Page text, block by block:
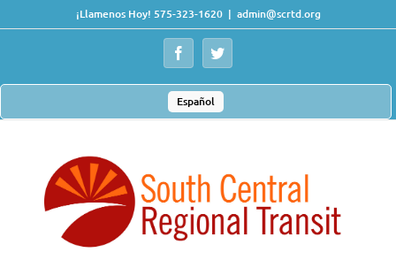
to
¡Llamenos Hoy! 575-323-1620 | admin@scrtd.org
FacebookTwitter
Español